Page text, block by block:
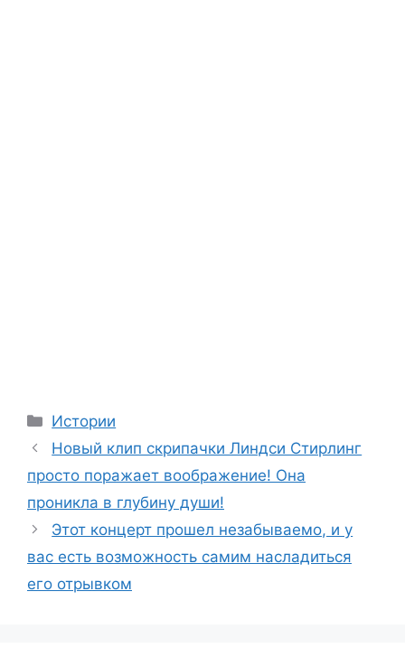
Categories
Истории
Новый клип скрипачки Линдси Стирлинг
просто поражает воображение! Она
проникла в глубину души!
Этот концерт прошел незабываемо, и у
вас есть возможность самим насладиться
его отрывком